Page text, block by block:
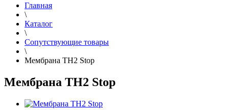
Главная
\
Каталог
\
Сопутствующие товары
\
Мембрана TH2 Stop
Мембрана TH2 Stop